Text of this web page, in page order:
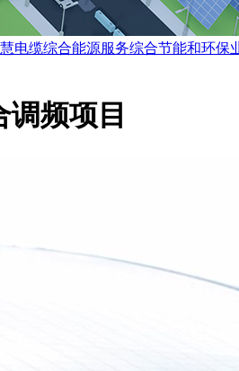
电缆综合能源服务综合节能和环保
频项目